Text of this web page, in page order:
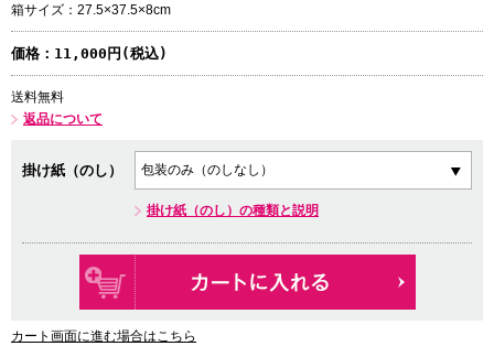
箱サイズ：27.5×37.5×8cm
価格： 11,000円(税込)
送料無料
返品について
掛け紙（のし）
掛け紙（のし）の種類と説明
カート画面に進む場合はこちら